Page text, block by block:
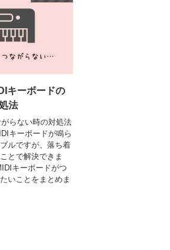
キーボードの
法
らない時の対処法
キーボードが鳴ら
ルですが、落ち着
とで解決できま
キーボードがつ
いことをまとめま